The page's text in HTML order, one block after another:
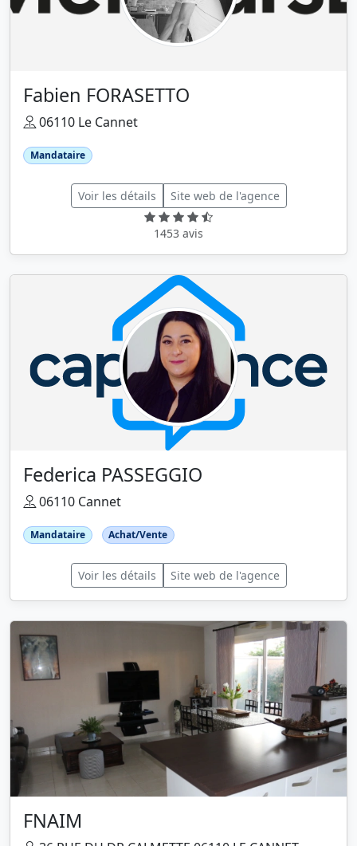
Fabien FORASETTO
06110 Le Cannet
Mandataire
Voir les détails Site web de l'agence
1453 avis
Federica PASSEGGIO
06110 Cannet
Mandataire Achat/Vente
Voir les détails Site web de l'agence
FNAIM